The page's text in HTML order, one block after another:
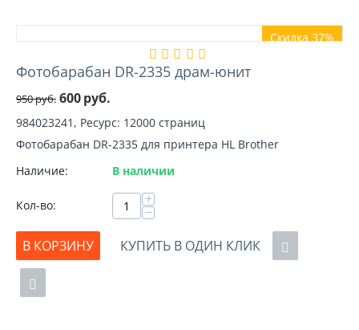
Скидка 37%
Фотобарабан DR-2335 драм-юнит
950руб. 600руб.
984023241, Ресурс: 12000 страниц
Фотобарабан DR-2335 для принтера HL Brother
Наличие:
В наличии
Кол-во: +
−
В КОРЗИНУ
КУПИТЬ В ОДИН КЛИК